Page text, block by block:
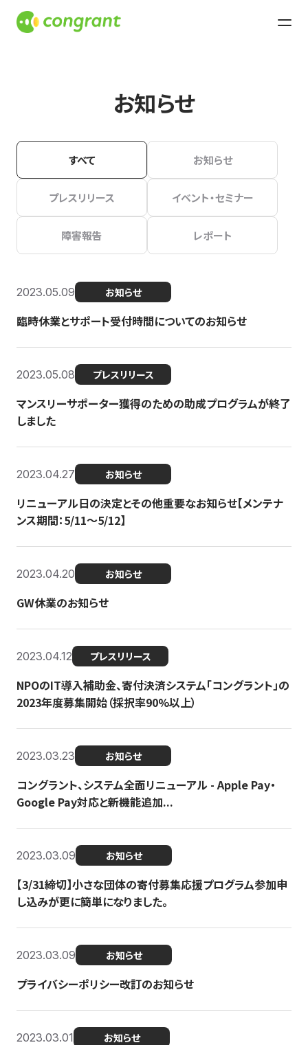
お知らせ
すべて お知らせ
プレスリリース イベント・セミナー
障害報告 レポート
2023.05.09 お知らせ
臨時休業とサポート受付時間についてのお知らせ
2023.05.08 プレスリリース
マンスリーサポーター獲得のための助成プログラムが終了
しました
2023.04.27 お知らせ
リニューアル日の決定とその他重要なお知らせ【メンテナ
ンス期間：5/11～5/12】
2023.04.20 お知らせ
GW休業のお知らせ
2023.04.12 プレスリリース
NPOのIT導入補助金、寄付決済システム「コングラント」の
2023年度募集開始（採択率90%以上）
2023.03.23 お知らせ
コングラント、システム全面リニューアル - Apple Pay・
Google Pay対応と新機能追加...
2023.03.09 お知らせ
【3/31締切】小さな団体の寄付募集応援プログラム参加申
し込みが更に簡単になりました。
2023.03.09 お知らせ
プライバシーポリシー改訂のお知らせ
2023.03.01 お知らせ